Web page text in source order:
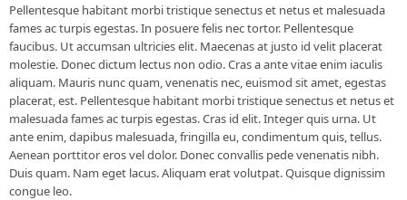
Pellentesque habitant morbi tristique senectus et netus et malesuada
fames ac turpis egestas. In posuere felis nec tortor. Pellentesque
faucibus. Ut accumsan ultricies elit. Maecenas at justo id velit placerat
molestie. Donec dictum lectus non odio. Cras a ante vitae enim iaculis
aliquam. Mauris nunc quam, venenatis nec, euismod sit amet, egestas
placerat, est. Pellentesque habitant morbi tristique senectus et netus et
malesuada fames ac turpis egestas. Cras id elit. Integer quis urna. Ut
ante enim, dapibus malesuada, fringilla eu, condimentum quis, tellus.
Aenean porttitor eros vel dolor. Donec convallis pede venenatis nibh.
Duis quam. Nam eget lacus. Aliquam erat volutpat. Quisque dignissim
congue leo.